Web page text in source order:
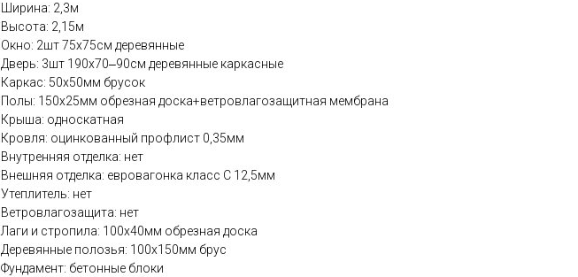
Ширина: 2,3м
Высота: 2,15м
Окно: 2шт 75х75см деревянные
Дверь: 3шт 190х70‒90см деревянные каркасные
Каркас: 50х50мм брусок
Полы: 150х25мм обрезная доска+ветровлагозащитная мембрана
Крыша: односкатная
Кровля: оцинкованный профлист 0,35мм
Внутренняя отделка: нет
Внешняя отделка: евровагонка класс С 12,5мм
Утеплитель: нет
Ветровлагозащита: нет
Лаги и стропила: 100х40мм обрезная доска
Деревянные полозья: 100х150мм брус
Фундамент: бетонные блоки